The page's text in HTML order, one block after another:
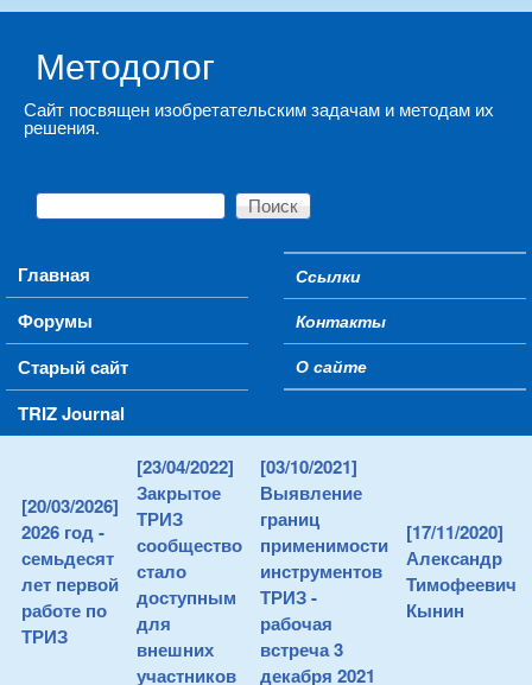
Методолог
Сайт посвящен изобретательским задачам и методам их
решения.
Форма поиска
Поиск
Main menu
Главная
Форумы
Старый сайт
TRIZ Journal
Secondary menu
Ссылки
Контакты
О сайте
[20/03/2026]
2026 год -
семьдесят
лет первой
работе по
ТРИЗ
[23/04/2022]
Закрытое
ТРИЗ
сообщество
стало
доступным
для
внешних
участников
[03/10/2021]
Выявление
границ
применимости
инструментов
ТРИЗ -
рабочая
встреча 3
декабря 2021
[17/11/2020]
Александр
Тимофеевич
Кынин